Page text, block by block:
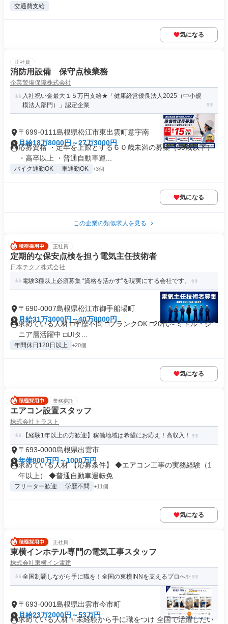
交通費支給
気になる
正社員
消防用設備 保守点検業務
企業警備保障株式会社
入社祝い金最大１５万円支給★「健康経営優良法人2025（中小規
模法人部門）」認定企業
〒699-0111島根県松江市東出雲町意宇南
月給18万8000円～27万3000円
応募資格 ・定年を上限とする６０歳未満の募集（59歳以下）
・高卒以上 ・普通自動車運...
バイク通勤OK 車通勤OK +3個
気になる
この企業の類似求人を見る
正社員
定期的な保安点検を担う電気主任技術者
日本テクノ株式会社
電験3種以上必須募集 “資格を活かす”を現実にする会社です。
〒690-0007島根県松江市御手船場町
月給31万3000円～40万8000円
求めている人材 □学歴不問 □ブランクOK □20代～ミドル・シ
ニア層活躍中 □UIタ...
年間休日120日以上 +20個
気になる
業務委託
エアコン設置スタッフ
株式会社トラスト
【経験1年以上の方歓迎】稼働地域は希望にお応え！高収入！
〒693-0000島根県出雲市
年俸800万円～1000万円
求めている人材 【応募条件】 ◆エアコン工事の実務経験（1
年以上） ◆普通自動車運転免...
フリーター歓迎 学歴不問 +11個
気になる
正社員
東横インホテル専門の電気工事スタッフ
株式会社東横イン電建
全国制覇しながら手に職を！全国の東横INNを支えるプロへ✨
〒693-0001島根県出雲市今市町
月給23万2000円～53万円
求めている人材 ✨未経験から手に職をつけ 全国で活躍したい